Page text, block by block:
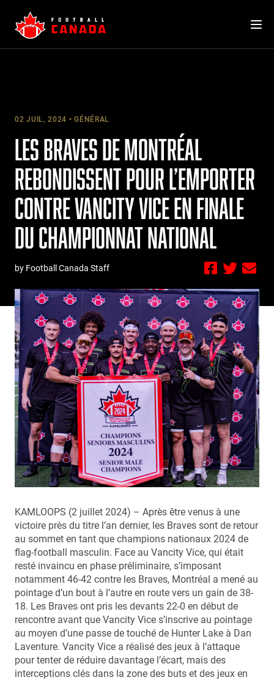
content
02 JUIL, 2024 GÉNÉRAL
LES BRAVES DE MONTRÉAL
REBONDISSENT POUR L’EMPORTER
CONTRE VANCITY VICE EN FINALE
DU CHAMPIONNAT NATIONAL
by Football Canada Staff
KAMLOOPS (2 juillet 2024) – Après être venus à une
victoire près du titre l’an dernier, les Braves sont de retour
au sommet en tant que champions nationaux 2024 de
flag-football masculin. Face au Vancity Vice, qui était
resté invaincu en phase préliminaire, s’imposant
notamment 46-42 contre les Braves, Montréal a mené au
pointage d’un bout à l’autre en route vers un gain de 38-
18. Les Braves ont pris les devants 22-0 en début de
rencontre avant que Vancity Vice s’inscrive au pointage
au moyen d’une passe de touché de Hunter Lake à Dan
Laventure. Vancity Vice a réalisé des jeux à l’attaque
pour tenter de réduire davantage l’écart, mais des
interceptions clés dans la zone des buts et des jeux en